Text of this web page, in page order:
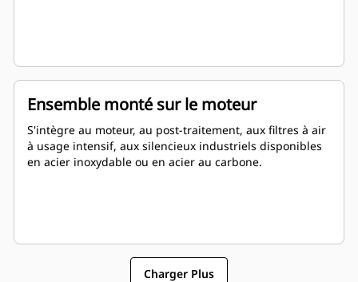
Ensemble monté sur le moteur
S'intègre au moteur, au post-traitement, aux filtres à air
à usage intensif, aux silencieux industriels disponibles
en acier inoxydable ou en acier au carbone.
Charger Plus